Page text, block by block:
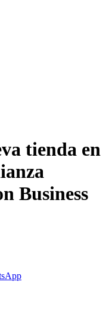
tienda en
Business